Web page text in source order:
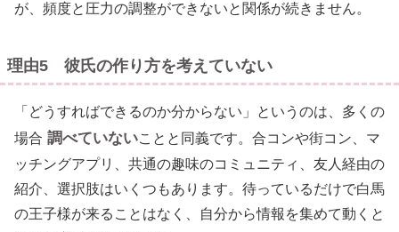
が、頻度と圧力の調整ができないと関係が続きません。
理由5 彼氏の作り方を考えていない
「どうすればできるのか分からない」というのは、多くの
場合 調べていないことと同義です。合コンや街コン、マ
ッチングアプリ、共通の趣味のコミュニティ、友人経由の
紹介、選択肢はいくつもあります。待っているだけで白馬
の王子様が来ることはなく、自分から情報を集めて動くと